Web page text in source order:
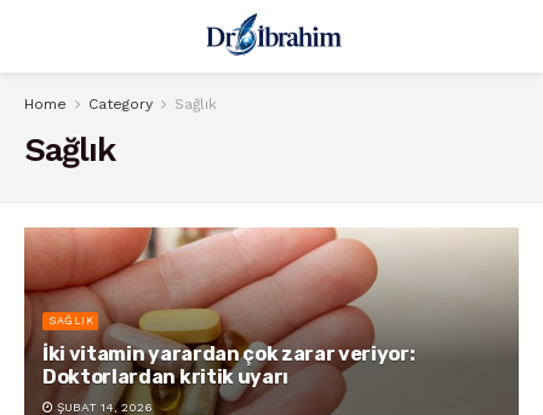
Home Category Sağlık
Sağlık
SAĞLIK
İki vitamin yarardan çok zarar veriyor:
Doktorlardan kritik uyarı
ŞUBAT 14, 2026